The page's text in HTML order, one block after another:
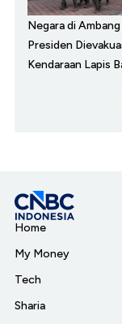
Negara di
Presiden
Kendaraan Lapis
Home
My Money
Tech
Sharia